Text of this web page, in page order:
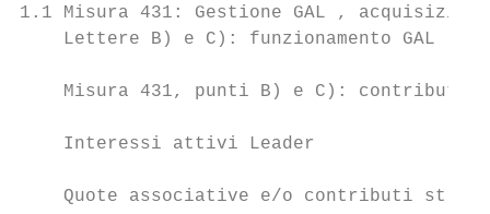
1.1 Misura 431: Gestione GAL , acquisizione
Lettere B) e C): funzionamento GAL
Misura 431, punti B) e C): contributo
Interessi attivi Leader
Quote associative e/o contributi